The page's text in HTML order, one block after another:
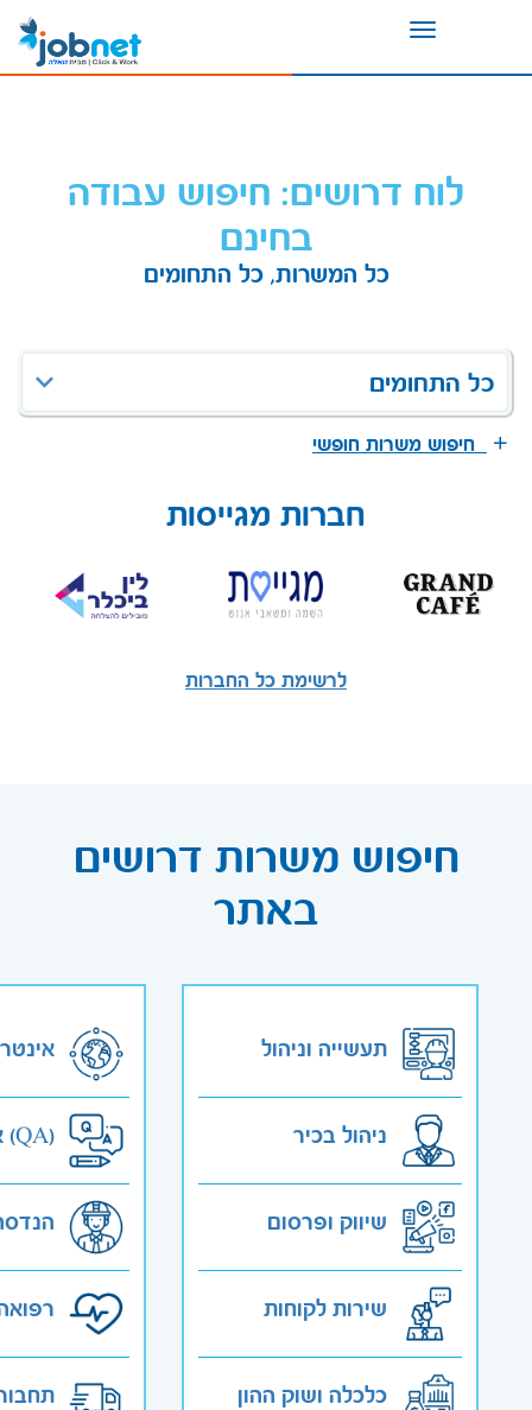
Toggle
לוח דרושים: חיפוש עבודה
בחינם
כל המשרות, כל התחומים
כל התחומים
חיפוש משרות חופשי
חברות מגייסות
לרשימת כל החברות
חיפוש משרות דרושים
באתר
תעשייה וניהול
ניהול בכיר
שיווק ופרסום
שירות לקוחות
כלכלה ושוק ההון
אבטחת איכות (QA)